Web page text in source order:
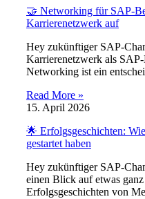
🤝 Networking für SAP-
Karrierenetzwerk auf
Hey zukünftiger SAP-
Karrierenetzwerk als
Networking ist ein
Read More »
15. April 2026
🌟 Erfolgsgeschichten:
gestartet haben
Hey zukünftiger SAP-
einen Blick auf etwas
Erfolgsgeschichten von